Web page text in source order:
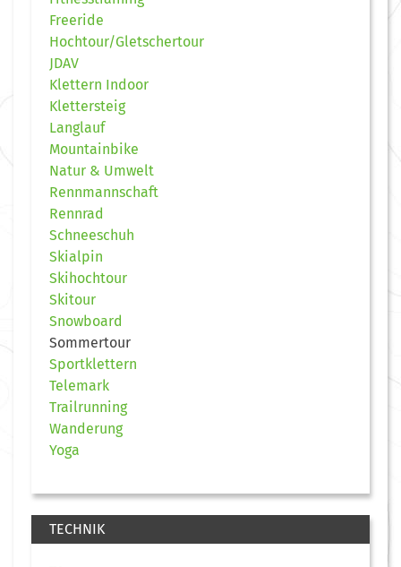
Freeride
Hochtour/Gletschertour
JDAV
Klettern Indoor
Klettersteig
Langlauf
Mountainbike
Natur & Umwelt
Rennmannschaft
Rennrad
Schneeschuh
Skialpin
Skihochtour
Skitour
Snowboard
Sommertour
Sportklettern
Telemark
Trailrunning
Wanderung
Yoga
TECHNIK